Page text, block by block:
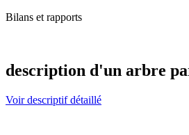
Bilans et rapports
description d'un arbre
Voir descriptif détaillé